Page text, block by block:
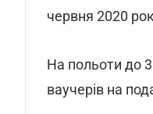
червня 2020
На польоти до
ваучерів на